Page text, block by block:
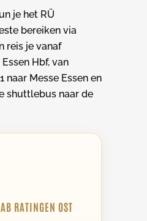
je het RÜ
bereiken via
reis je vanaf
Hbf, van
naar Messe Essen en
shuttlebus naar de
RATINGEN OST